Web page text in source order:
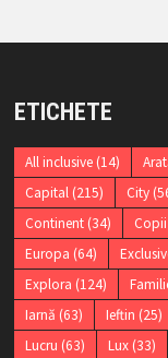
ETICHETE
All inclusive(14)
Capital(215) City
Continent(34) Copii
Europa (64)
Explora (124)
Iarnă (63) Ieftin (25)
Lucru (63) Lux(33)